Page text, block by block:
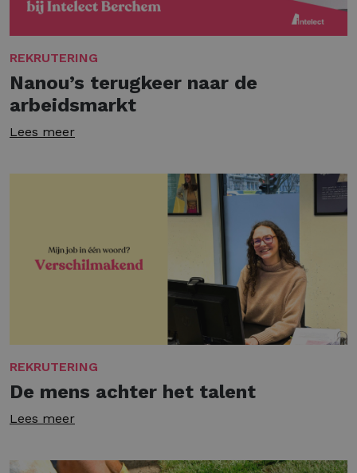
REKRUTERING
Nanou’s terugkeer naar de
arbeidsmarkt
Lees meer
REKRUTERING
De mens achter het talent
Lees meer